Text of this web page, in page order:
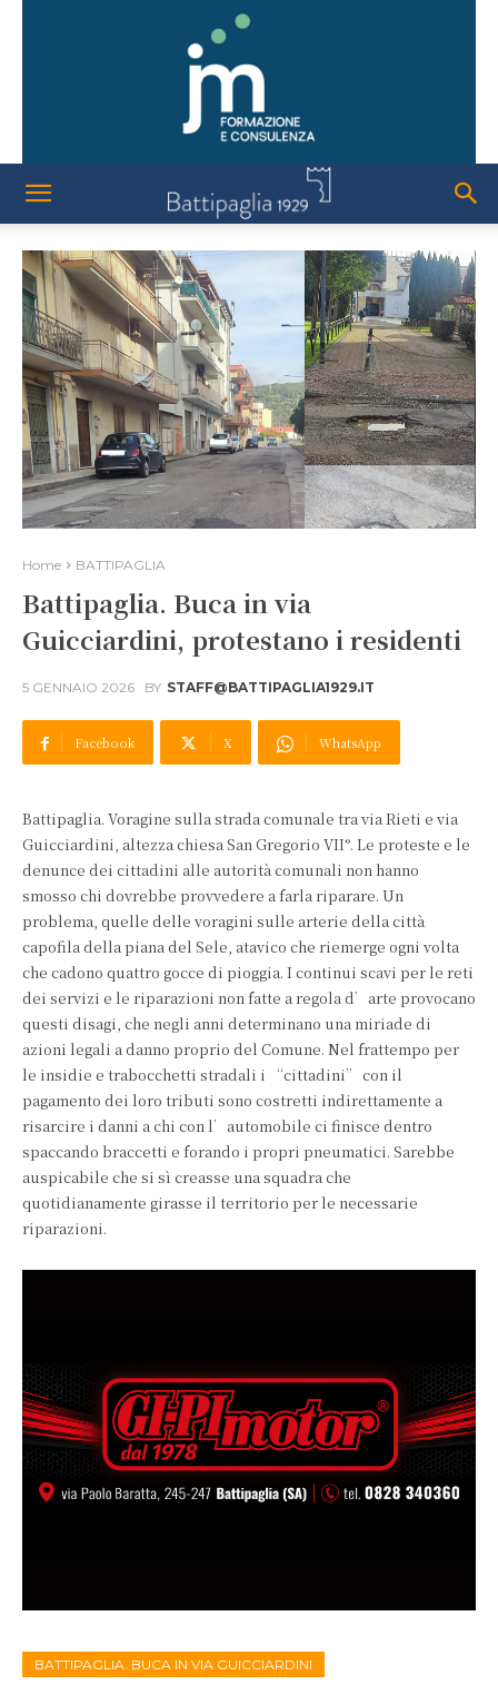
Home BATTIPAGLIA
Battipaglia. Buca in via
Guicciardini, protestano i residenti
5 GENNAIO 2026 BY STAFF@BATTIPAGLIA1929.IT
Facebook X WhatsApp
Battipaglia. Voragine sulla strada comunale tra via Rieti e via
Guicciardini, altezza chiesa San Gregorio VII°. Le proteste e le
denunce dei cittadini alle autorità comunali non hanno
smosso chi dovrebbe provvedere a farla riparare. Un
problema, quelle delle voragini sulle arterie della città
capofila della piana del Sele, atavico che riemerge ogni volta
che cadono quattro gocce di pioggia. I continui scavi per le reti
dei servizi e le riparazioni non fatte a regola d’arte provocano
questi disagi, che negli anni determinano una miriade di
azioni legali a danno proprio del Comune. Nel frattempo per
le insidie e trabocchetti stradali i “cittadini” con il
pagamento dei loro tributi sono costretti indirettamente a
risarcire i danni a chi con l’automobile ci finisce dentro
spaccando braccetti e forando i propri pneumatici. Sarebbe
auspicabile che si sì creasse una squadra che
quotidianamente girasse il territorio per le necessarie
riparazioni.
BATTIPAGLIA. BUCA IN VIA GUICCIARDINI